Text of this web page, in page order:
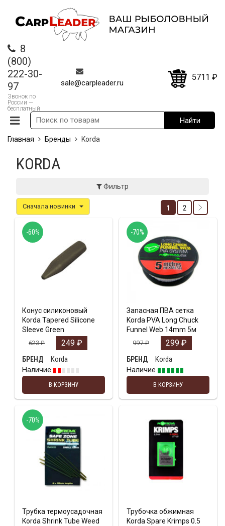
8
(800)
222-30-
97
Звонок по
России —
бесплатный
sale@carpleader.ru
5711 ₽
Главная Бренды Korda
KORDA
Фильтр
Сначала новинки 1 2
Конус силиконовый
Korda Tapered Silicone
Sleeve Green
623₽ 249 ₽
БРЕНД
Korda
Наличие
В КОРЗИНУ
-60%
Запасная ПВА сетка
Korda PVA Long Chuck
Funnel Web 14mm 5м
997₽ 299 ₽
БРЕНД
Korda
Наличие
В КОРЗИНУ
-70%
Трубка термоусадочная
Korda Shrink Tube Weed
-70%
Трубочка обжимная
Korda Spare Krimps 0.5